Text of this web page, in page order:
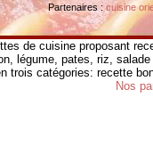
Partenaires :cuisine
de cuisine proposant
légume, pates, riz,
trois catégories: recette
Nos